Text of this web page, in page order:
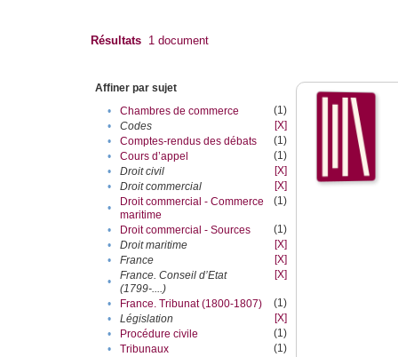
Résultats 1 document
Affiner par sujet
•
Chambres de commerce
(1)
•
Codes
[X]
•
Comptes-rendus des débats
(1)
•
Cours d’appel
(1)
•
Droit civil
[X]
•
Droit commercial
[X]
•
Droit commercial - Commerce
maritime
(1)
• Droit commercial - Sources
(1)
•
Droit maritime
[X]
•
France
[X]
•
France. Conseil d’Etat
(1799-....)
[X]
• France. Tribunat (1800-1807)
(1)
•
Législation
[X]
•
Procédure civile
(1)
•
Tribunaux
(1)